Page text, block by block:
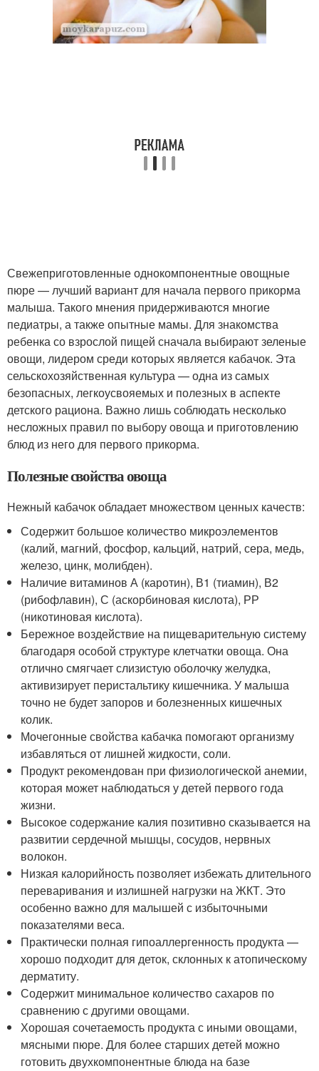
Свежеприготовленные однокомпонентные овощные
пюре — лучший вариант для начала первого прикорма
малыша. Такого мнения придерживаются многие
педиатры, а также опытные мамы. Для знакомства
ребенка со взрослой пищей сначала выбирают зеленые
овощи, лидером среди которых является кабачок. Эта
сельскохозяйственная культура — одна из самых
безопасных, легкоусвояемых и полезных в аспекте
детского рациона. Важно лишь соблюдать несколько
несложных правил по выбору овоща и приготовлению
блюд из него для первого прикорма.
Полезные свойства овоща
Нежный кабачок обладает множеством ценных качеств:
Содержит большое количество микроэлементов
(калий, магний, фосфор, кальций, натрий, сера, медь,
железо, цинк, молибден).
Наличие витаминов А (каротин), В1 (тиамин), В2
(рибофлавин), С (аскорбиновая кислота), РР
(никотиновая кислота).
Бережное воздействие на пищеварительную систему
благодаря особой структуре клетчатки овоща. Она
отлично смягчает слизистую оболочку желудка,
активизирует перистальтику кишечника. У малыша
точно не будет запоров и болезненных кишечных
колик.
Мочегонные свойства кабачка помогают организму
избавляться от лишней жидкости, соли.
Продукт рекомендован при физиологической анемии,
которая может наблюдаться у детей первого года
жизни.
Высокое содержание калия позитивно сказывается на
развитии сердечной мышцы, сосудов, нервных
волокон.
Низкая калорийность позволяет избежать длительного
переваривания и излишней нагрузки на ЖКТ. Это
особенно важно для малышей с избыточными
показателями веса.
Практически полная гипоаллергенность продукта —
хорошо подходит для деток, склонных к атопическому
дерматиту.
Содержит минимальное количество сахаров по
сравнению с другими овощами.
Хорошая сочетаемость продукта с иными овощами,
мясными пюре. Для более старших детей можно
готовить двухкомпонентные блюда на базе